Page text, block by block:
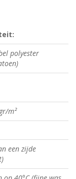
polyester
m²
een zijde